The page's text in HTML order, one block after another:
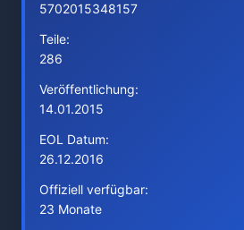
5702015348157
Teile:
286
Veröffentlichung:
14.01.2015
EOL Datum:
26.12.2016
Offiziell verfügbar:
23 Monate